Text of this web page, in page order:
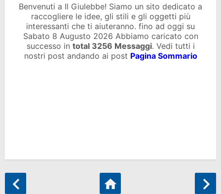
Benvenuti a Il Giulebbe! Siamo un sito dedicato a
raccogliere le idee, gli stili e gli oggetti più
interessanti che ti aiuteranno. fino ad oggi su
Sabato 8 Augusto 2026 Abbiamo caricato con
successo in total 3256 Messaggi. Vedi tutti i
nostri post andando ai post Pagina Sommario